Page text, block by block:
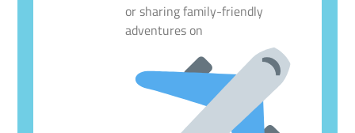
or sharing family-friendly
adventures on